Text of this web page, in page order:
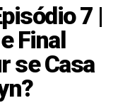
7 |
Final
se Casa